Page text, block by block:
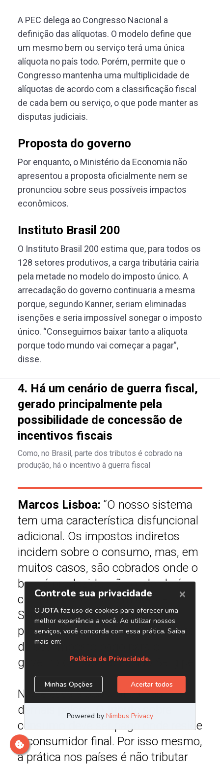
A PEC delega ao Congresso Nacional a
definição das alíquotas. O modelo define que
um mesmo bem ou serviço terá uma única
alíquota no país todo. Porém, permite que o
Congresso mantenha uma multiplicidade de
alíquotas de acordo com a classificação fiscal
de cada bem ou serviço, o que pode manter as
disputas judiciais.
Proposta do governo
Por enquanto, o Ministério da Economia não
apresentou a proposta oficialmente nem se
pronunciou sobre seus possíveis impactos
econômicos.
Instituto Brasil 200
O Instituto Brasil 200 estima que, para todos os
128 setores produtivos, a carga tributária cairia
pela metade no modelo do imposto único. A
arrecadação do governo continuaria a mesma
porque, segundo Kanner, seriam eliminadas
isenções e seria impossível sonegar o imposto
único. “Conseguimos baixar tanto a alíquota
porque todo mundo vai começar a pagar”,
disse.
4. Há um cenário de guerra fiscal,
gerado principalmente pela
possibilidade de concessão de
incentivos fiscais
Como, no Brasil, parte dos tributos é cobrado na
produção, há o incentivo à guerra fiscal
Marcos Lisboa: “O nosso sistema
tem uma característica disfuncional
adicional. Os impostos indiretos
incidem sobre o consumo, mas, em
muitos casos, são cobrados onde o
bem é produzido, não onde ele é
consumido. O consumidor de
Sergipe que consome um bem
produzido em São Paulo tem parte
do seu imposto pago para o
governo de São Paulo, não Sergipe.
Não é essa a boa prática nos
demais países. O tributo sobre
consumo deve ser pago onde reside
o consumidor final. Por isso mesmo,
a prática nos países é não tributar